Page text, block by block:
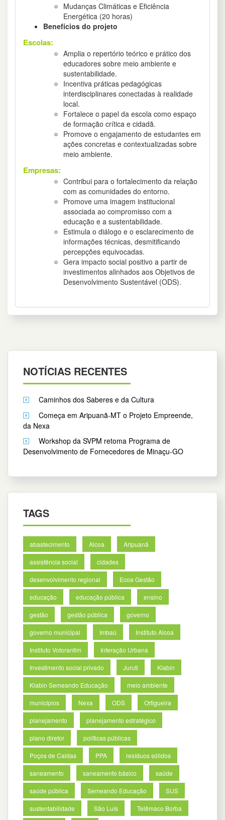
Mudanças Climáticas e Eficiência
Energética (20 horas)
Benefícios do projeto
Escolas:
Amplia o repertório teórico e prático dos
educadores sobre meio ambiente e
sustentabilidade.
Incentiva práticas pedagógicas
interdisciplinares conectadas à realidade
local.
Fortalece o papel da escola como espaço
de formação crítica e cidadã.
Promove o engajamento de estudantes em
ações concretas e contextualizadas sobre
meio ambiente.
Empresas:
Contribui para o fortalecimento da relação
com as comunidades do entorno.
Promove uma imagem institucional
associada ao compromisso com a
educação e a sustentabilidade.
Estimula o diálogo e o esclarecimento de
informações técnicas, desmitificando
percepções equivocadas.
Gera impacto social positivo a partir de
investimentos alinhados aos Objetivos de
Desenvolvimento Sustentável (ODS).
NOTÍCIAS RECENTES
Caminhos dos Saberes e da Cultura
Começa em Aripuanã-MT o Projeto Empreende,
da Nexa
Workshop da SVPM retoma Programa de
Desenvolvimento de Fornecedores de Minaçu-GO
TAGS
abastecimento Alcoa Aripuanã
assistência social cidades
desenvolvimento regional Ecoa Gestão
educação educação pública ensino
gestão gestão pública governo
governo municipal Imbaú Instituto Alcoa
Instituto Votorantim Interação Urbana
Investimento social privado Juruti Klabin
Klabin Semeando Educação meio ambiente
municípios Nexa ODS Ortigueira
planejamento planejamento estratégico
plano diretor políticas públicas
Poços de Caldas PPA resíduos sólidos
saneamento saneamento básico saúde
saúde pública Semeando Educação SUS
sustentabilidade São Luís Telêmaco Borba